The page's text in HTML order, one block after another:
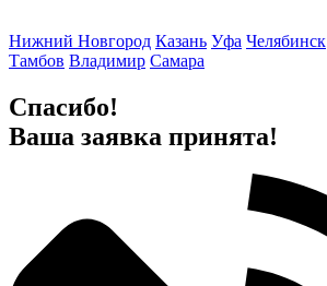
Нижний Новгород Казань Уфа Челябинск
Тамбов Владимир Самара
Спасибо!
Ваша заявка принята!